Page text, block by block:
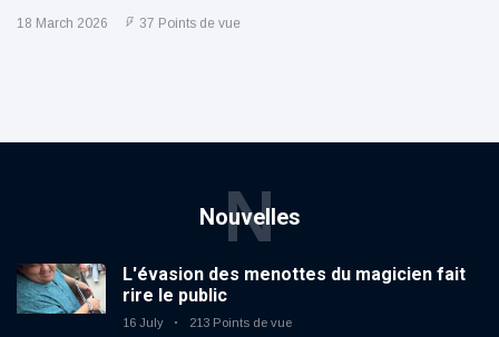
18 March 2026 37 Points de vue
Nouvelles
N
L'évasion des menottes du magicien fait
rire le public
16 July 213 Points de vue